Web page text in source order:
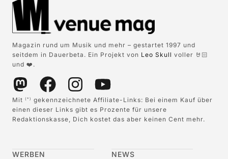
Magazin rund um Musik und mehr – gestartet 1997 und
seitdem in Dauerbeta. Ein Projekt von Leo Skull voller 🤘🏻
und ❤️.
Mit (*)
gekennzeichnete Affiliate-Links: Bei einem Kauf über
einen dieser Links gibt es Prozente für unsere
Redaktionskasse, Dich kostet das aber keinen Cent mehr.
WERBEN
NEWS